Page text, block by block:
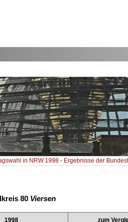
in NRW 1998- Ergebnisse der
80 Viersen
1998 zum